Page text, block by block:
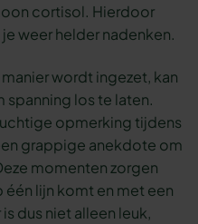
cortisol. Hierdoor
weer helder nadenken.
wordt ingezet, kan
spanning los te laten.
opmerking tijdens
grappige anekdote om
momenten zorgen
lijn komt en met een
dus niet alleen leuk,